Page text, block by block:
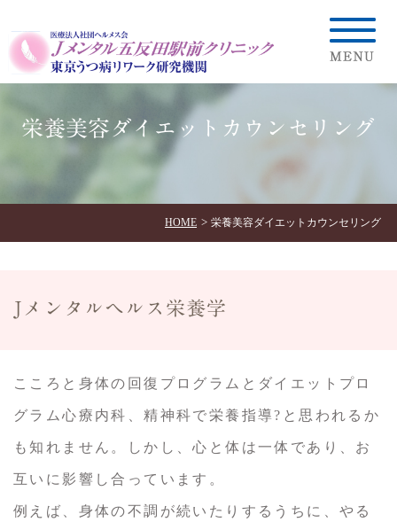
栄養美容ダイエットカウンセリング
HOME 栄養美容ダイエットカウンセリング
Jメンタルヘルス栄養学
こころと身体の回復プログラムとダイエットプロ
グラム心療内科、精神科で栄養指導?と思われるか
も知れません。しかし、心と体は一体であり、お
互いに影響し合っています。
例えば、身体の不調が続いたりするうちに、やる